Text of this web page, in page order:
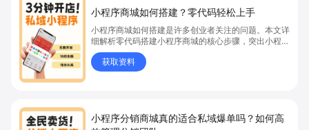
小程序商城如何搭建？零代码轻松上手
小程序商城如何搭建是许多创业者关注的问题。本文详
细解析零代码搭建小程序商城的核心步骤，突出小程序
商城、商城搭建与零代码开店优势，帮助你轻松实现商
品上架、全渠道销售及高效会员运营，快速开启线上卖
货新模式。点击获取详细操作指南！
获取资料
小程序分销商城真的适合私域爆单吗？如何高